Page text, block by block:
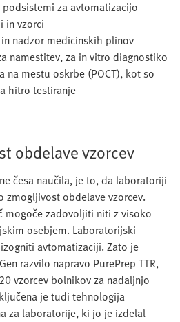
za avtomatizacijo
in vzorci
nadzor medicinskih plinov
namestitev, za in vitro diagnostiko
na mestu oskrbe (POCT), kot so
hitro testiranje
obdelave vzorcev
česa naučila, je to, da laboratoriji
obdelave vzorcev.
mogoče zadovoljiti niti z visoko
osebjem. Laboratorijski
avtomatizaciji. Zato je
razvilo napravo PurePrep TTR,
vzorcev bolnikov za nadaljnjo
je tudi tehnologija
za laboratorije, ki jo je izdelal